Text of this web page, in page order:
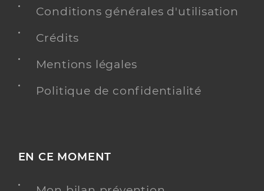
Conditions générales d'utilisation
Crédits
Mentions légales
Politique de confidentialité
EN CE MOMENT